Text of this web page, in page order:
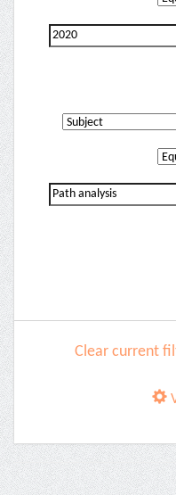
Clear current